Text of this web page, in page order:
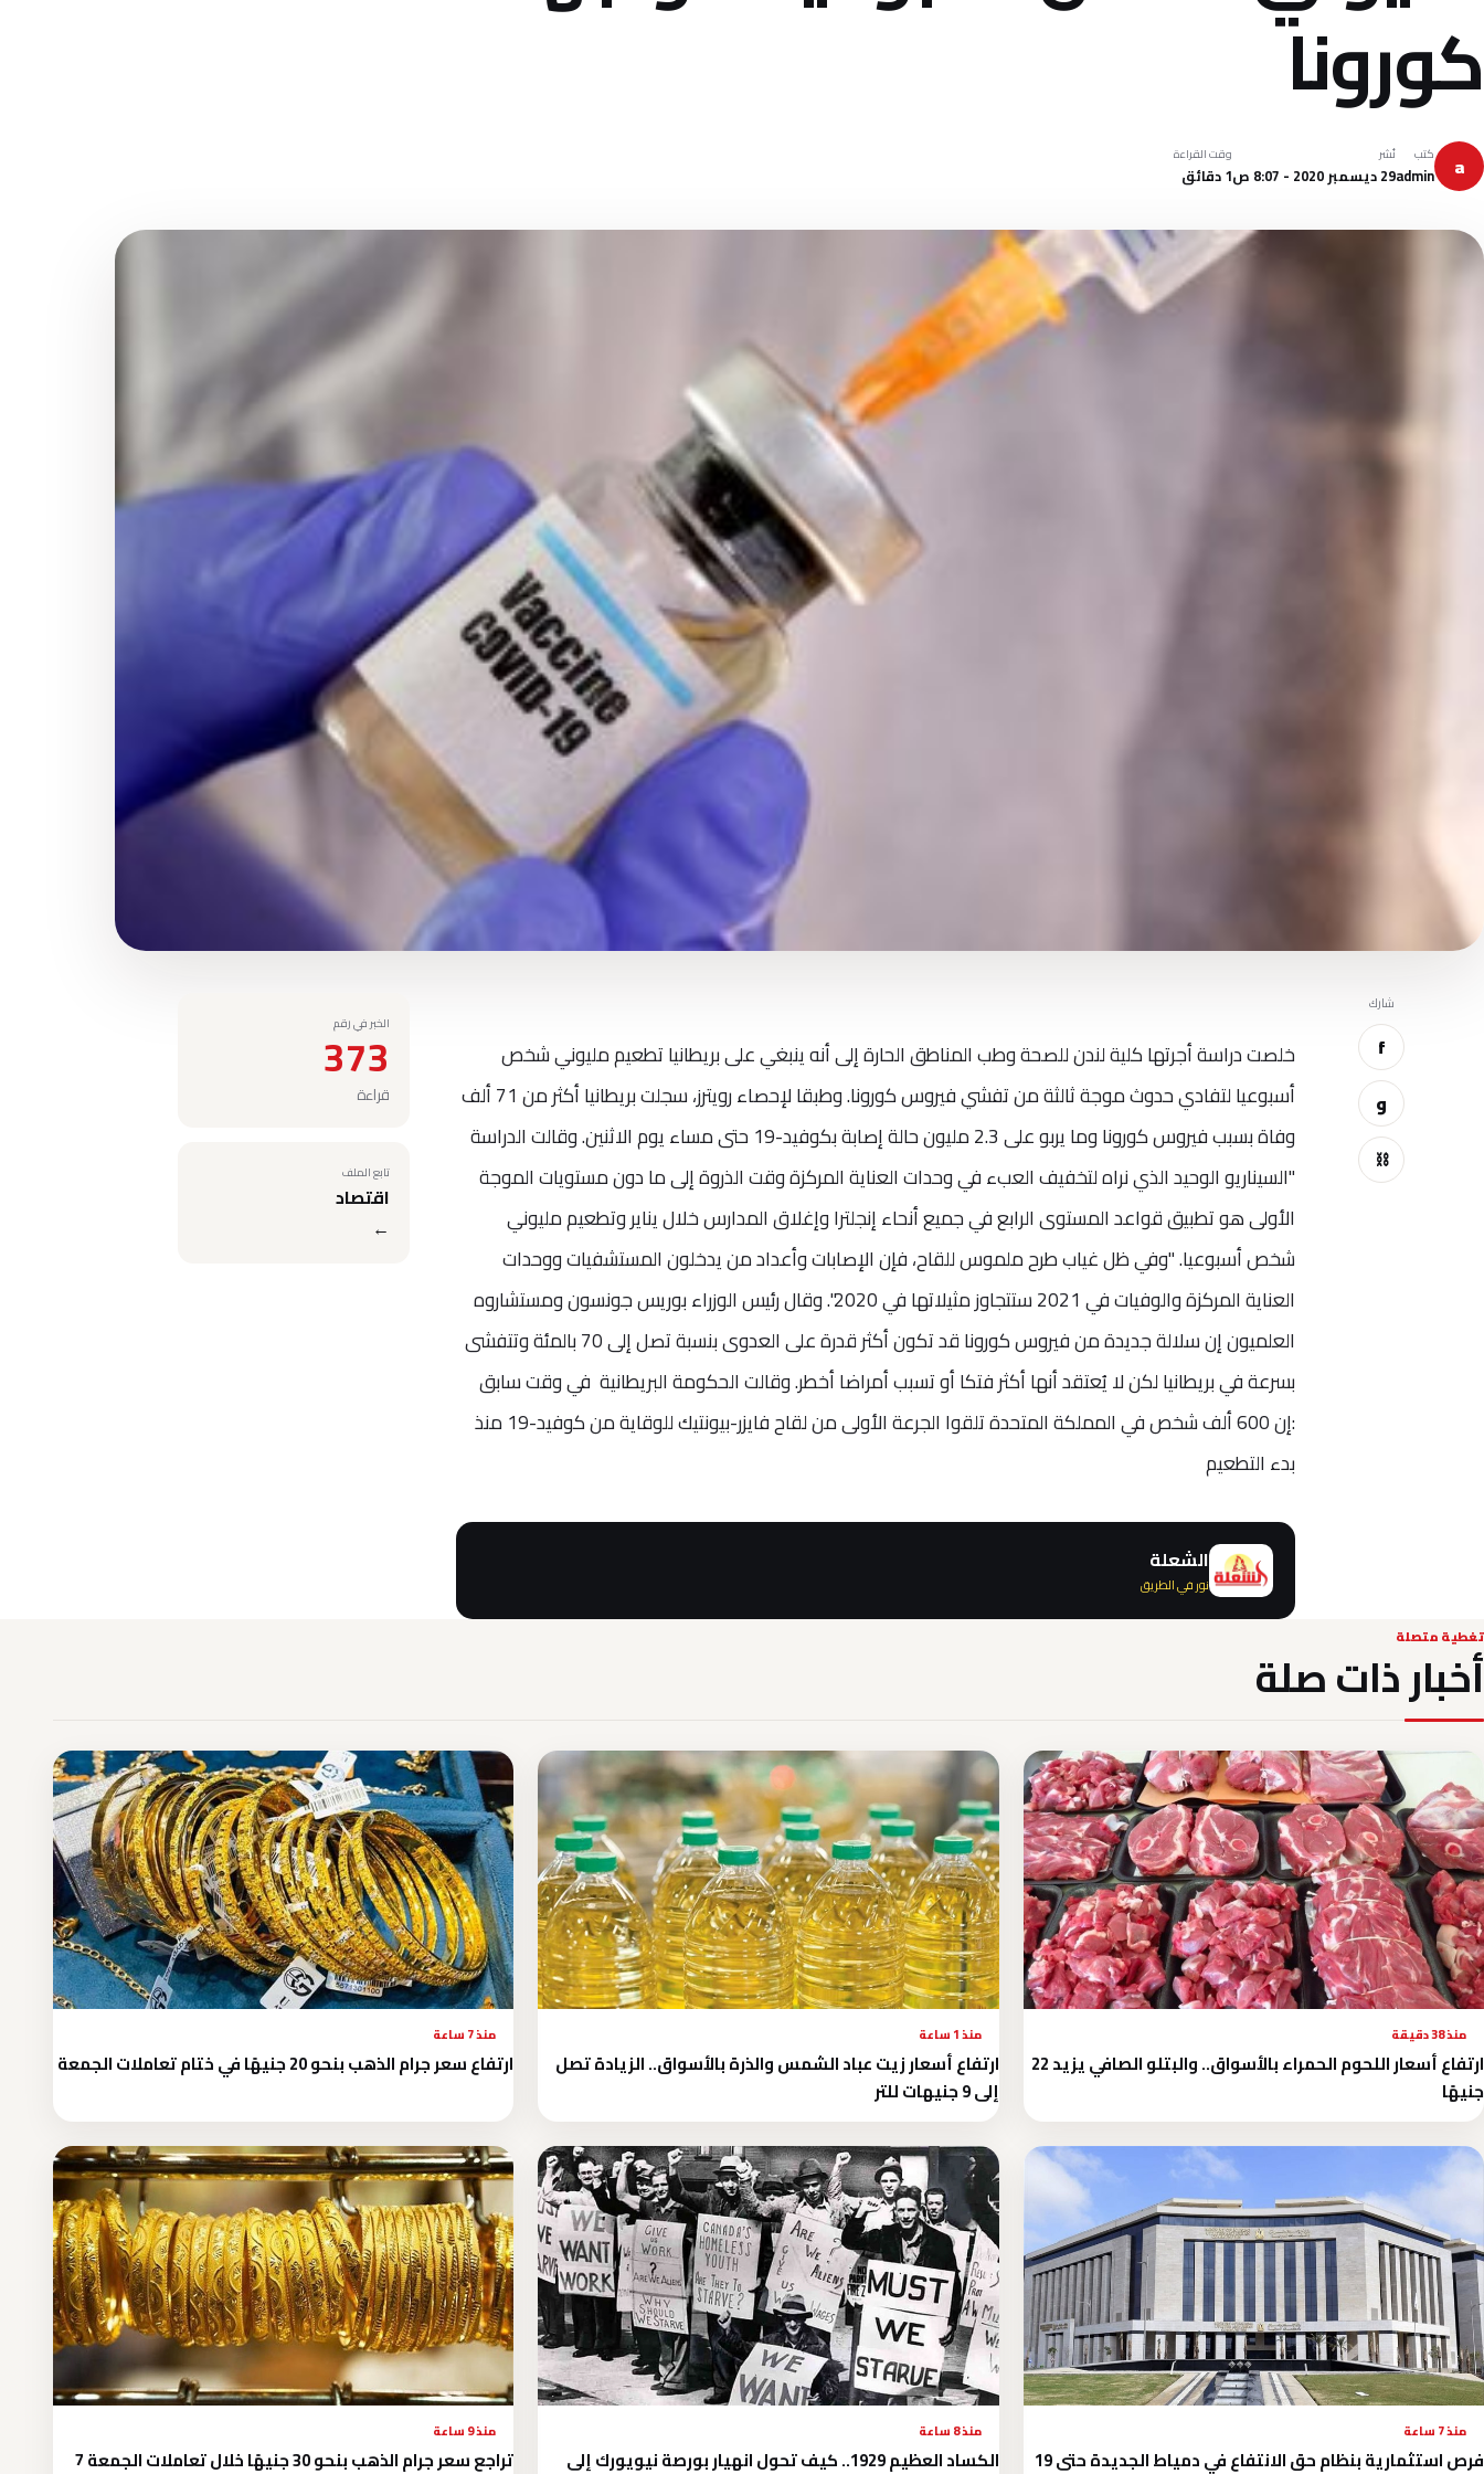
كورونا
a كتب
admin
نُشر
29 ديسمبر 2020 - 8:07 ص
وقت القراءة
1 دقائق
شارك
f
و
⛓
خلصت دراسة أجرتها كلية لندن للصحة وطب المناطق الحارة إلى أنه ينبغي على بريطانيا تطعيم مليوني شخص
أسبوعيا لتفادي حدوث موجة ثالثة من تفشي فيروس كورونا. وطبقا لإحصاء رويترز، سجلت بريطانيا أكثر من 71 ألف
وفاة بسبب فيروس كورونا وما يربو على 2.3 مليون حالة إصابة بكوفيد-19 حتى مساء يوم الاثنين. وقالت الدراسة
"السيناريو الوحيد الذي نراه لتخفيف العبء في وحدات العناية المركزة وقت الذروة إلى ما دون مستويات الموجة
الأولى هو تطبيق قواعد المستوى الرابع في جميع أنحاء إنجلترا وإغلاق المدارس خلال يناير وتطعيم مليوني
شخص أسبوعيا. "وفي ظل غياب طرح ملموس للقاح، فإن الإصابات وأعداد من يدخلون المستشفيات ووحدات
العناية المركزة والوفيات في 2021 ستتجاوز مثيلاتها في 2020". وقال رئيس الوزراء بوريس جونسون ومستشاروه
العلميون إن سلالة جديدة من فيروس كورونا قد تكون أكثر قدرة على العدوى بنسبة تصل إلى 70 بالمئة وتتفشى
بسرعة في بريطانيا لكن لا يُعتقد أنها أكثر فتكا أو تسبب أمراضا أخطر. وقالت الحكومة البريطانية في وقت سابق
:إن 600 ألف شخص في المملكة المتحدة تلقوا الجرعة الأولى من لقاح فايزر-بيونتيك للوقاية من كوفيد-19 منذ
بدء التطعيم
الشعلة
نور في الطريق
الخبر في رقم
373
قراءة
تابع الملف
اقتصاد
←
تغطية متصلة
أخبار ذات صلة
منذ 38 دقيقة
ارتفاع أسعار اللحوم الحمراء بالأسواق.. والبتلو الصافي يزيد 22
جنيهًا
منذ 1 ساعة
ارتفاع أسعار زيت عباد الشمس والذرة بالأسواق.. الزيادة تصل
إلى 9 جنيهات للتر
منذ 7 ساعة
ارتفاع سعر جرام الذهب بنحو 20 جنيهًا في ختام تعاملات الجمعة
منذ 7 ساعة
فرص استثمارية بنظام حق الانتفاع في دمياط الجديدة حتى 19
منذ 8 ساعة
الكساد العظيم 1929.. كيف تحول انهيار بورصة نيويورك إلى
منذ 9 ساعة
تراجع سعر جرام الذهب بنحو 30 جنيهًا خلال تعاملات الجمعة 7